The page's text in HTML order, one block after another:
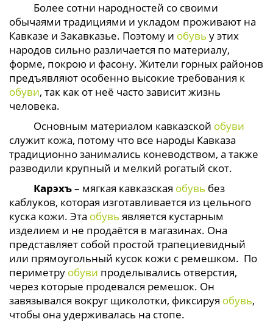
Более сотни народностей со своими
обычаями традициями и укладом проживают на
Кавказе и Закавказье. Поэтому и обувь у этих
народов сильно различается по материалу,
форме, покрою и фасону. Жители горных районов
предъявляют особенно высокие требования к
обуви, так как от неё часто зависит жизнь
человека.
Основным материалом кавказской обуви
служит кожа, потому что все народы Кавказа
традиционно занимались коневодством, а также
разводили крупный и мелкий рогатый скот.
Карэхъ– мягкая кавказская обувь без
каблуков, которая изготавливается из цельного
куска кожи. Эта обувь является кустарным
изделием и не продаётся в магазинах. Она
представляет собой простой трапециевидный
или прямоугольный кусок кожи с ремешком. По
периметру обуви проделывались отверстия,
через которые продевался ремешок. Он
завязывался вокруг щиколотки, фиксируя обувь,
чтобы она удерживалась на стопе.